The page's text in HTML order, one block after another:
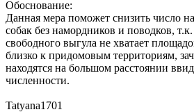
Обоснование:
Данная мера поможет снизить число
собак без намордников и поводков,
свободного выгула не хватает
близко к придомовым территориям,
находятся на большом расстоянии
численности.
Tatyana1701